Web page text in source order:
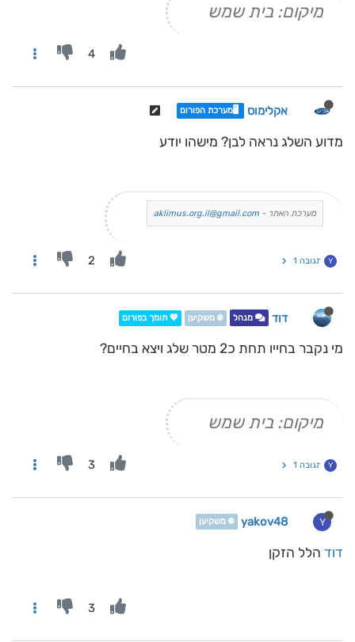
מיקום: בית שמש
4
אקלימוס 🖥️מערכת הפורום
מדוע השלג נראה לבן? מישהו יודע
מערכת האתר - aklimus.org.il@gmail.com
Y תגובה 1 2
דוד מנהל ❄️ משקיען 💖 תומך בפורום
מי נקבר בחייו תחת כ2 מטר שלג ויצא בחיים?
מיקום: בית שמש
Y תגובה 1 3
Y
yakov48 ❄️ משקיען
דוד הלל הזקן
3